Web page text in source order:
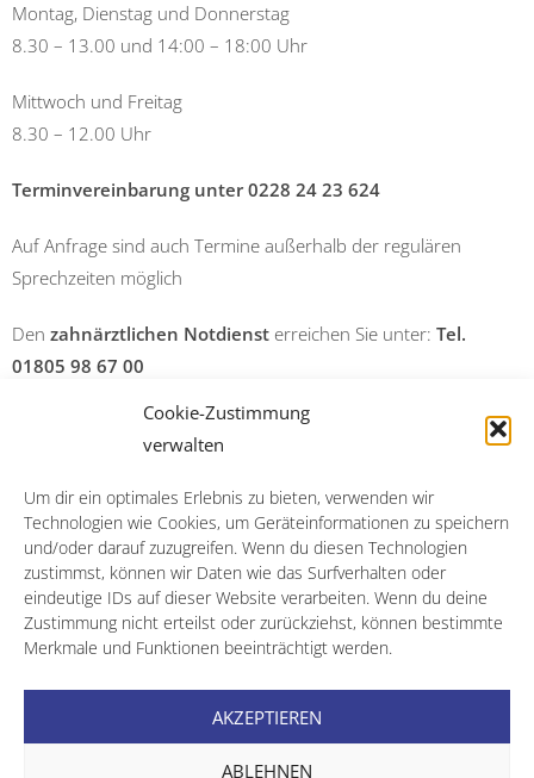
Cookie-Zustimmung
verwalten
Um dir ein optimales Erlebnis zu bieten, verwenden wir
Technologien wie Cookies, um Geräteinformationen zu speichern
und/oder darauf zuzugreifen. Wenn du diesen Technologien
zustimmst, können wir Daten wie das Surfverhalten oder
eindeutige IDs auf dieser Website verarbeiten. Wenn du deine
Zustimmung nicht erteilst oder zurückziehst, können bestimmte
Merkmale und Funktionen beeinträchtigt werden.
AKZEPTIEREN
ABLEHNEN
Montag, Dienstag und Donnerstag
8.30 – 13.00 und 14:00 – 18:00 Uhr
Mittwoch und Freitag
8.30 – 12.00 Uhr
Terminvereinbarung unter 0228 24 23 624
Auf Anfrage sind auch Termine außerhalb der regulären
Sprechzeiten möglich
Den zahnärztlichen Notdienst erreichen Sie unter: Tel.
01805 98 67 00
14 Cent/Min. a. d. Festnetz; Mobilfunk abweichend
Impressum
Datenschutz